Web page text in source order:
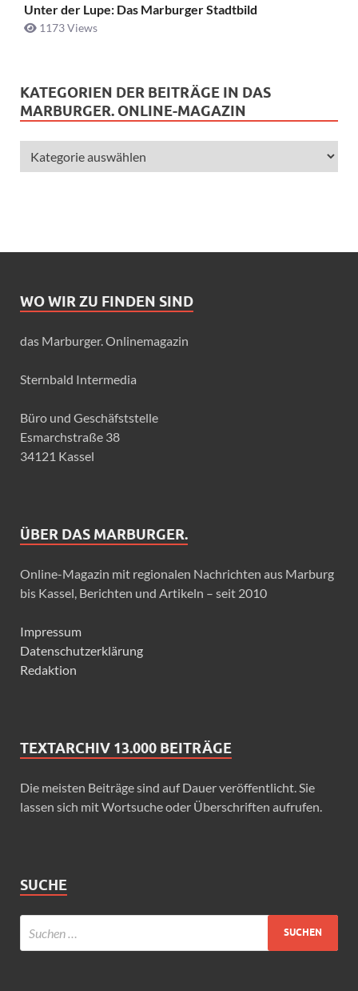
Unter der Lupe: Das Marburger Stadtbild
1173 Views
KATEGORIEN DER BEITRÄGE IN DAS
MARBURGER. ONLINE-MAGAZIN
WO WIR ZU FINDEN SIND
das Marburger. Onlinemagazin
Sternbald Intermedia
Büro und Geschäfststelle
Esmarchstraße 38
34121 Kassel
ÜBER DAS MARBURGER.
Online-Magazin mit regionalen Nachrichten aus Marburg
bis Kassel, Berichten und Artikeln – seit 2010
Impressum
Datenschutzerklärung
Redaktion
TEXTARCHIV 13.000 BEITRÄGE
Die meisten Beiträge sind auf Dauer veröffentlicht. Sie
lassen sich mit Wortsuche oder Überschriften aufrufen.
SUCHE